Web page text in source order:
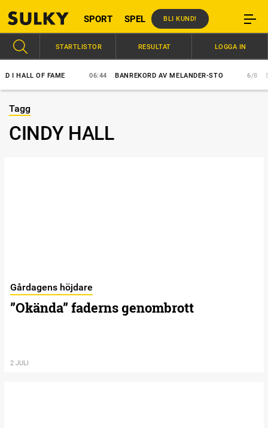
SPORT SPEL BLI KUND!
HALL OF FAME 06:44 BANREKORD AV MELANDER-STO 6/8
STARTLISTOR RESULTAT LOGGA IN
Tagg
CINDY HALL
Gårdagens höjdare
”Okända” faderns genombrott
2 JULI